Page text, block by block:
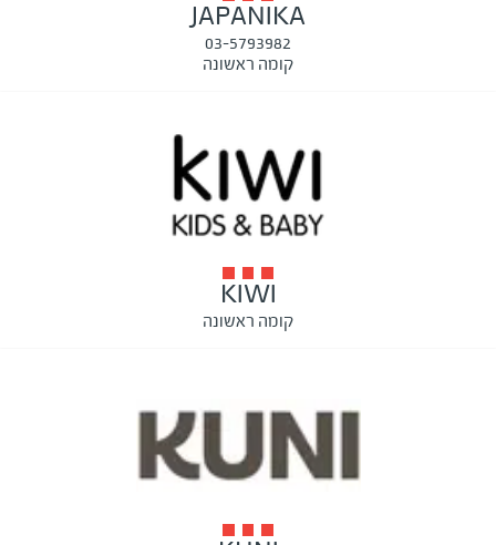
JAPANIKA
03-5793982
קומה ראשונה
KIWI
קומה ראשונה